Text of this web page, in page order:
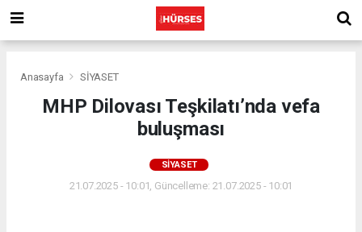
Anasayfa SİYASET
MHP Dilovası Teşkilatı’nda vefa
buluşması
SİYASET
21.07.2025 - 10:01, Güncelleme: 21.07.2025 - 10:01